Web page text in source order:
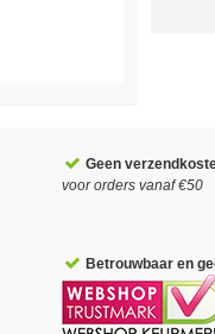
Geen
voor orders vanaf €50
Betrouwbaar en